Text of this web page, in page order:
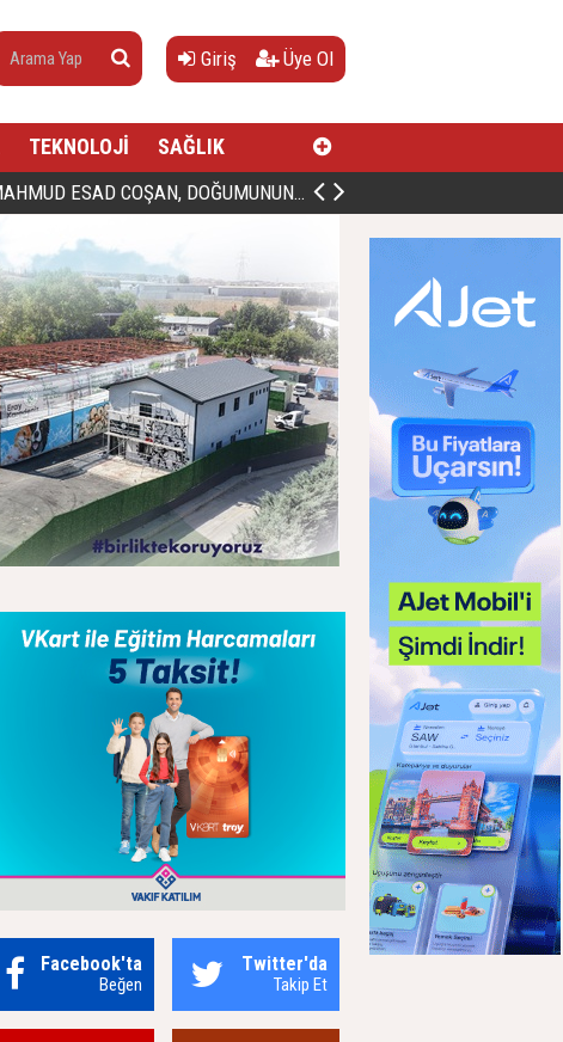
Giriş Üye Ol
TEKNOLOJİ SAĞLIK
COŞAN, DOĞUMUNUN HİCRÎ 91. YILINDA ELAZIĞ'DA YÂD EDİLECEK
Facebook'ta
Beğen
Twitter'da
Takip Et